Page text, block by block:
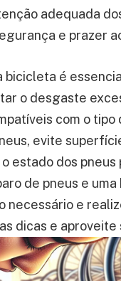
adequada
e prazer
bicicleta é
o desgaste
com o
evite
estado dos
de pneus e
necessário e
dicas e